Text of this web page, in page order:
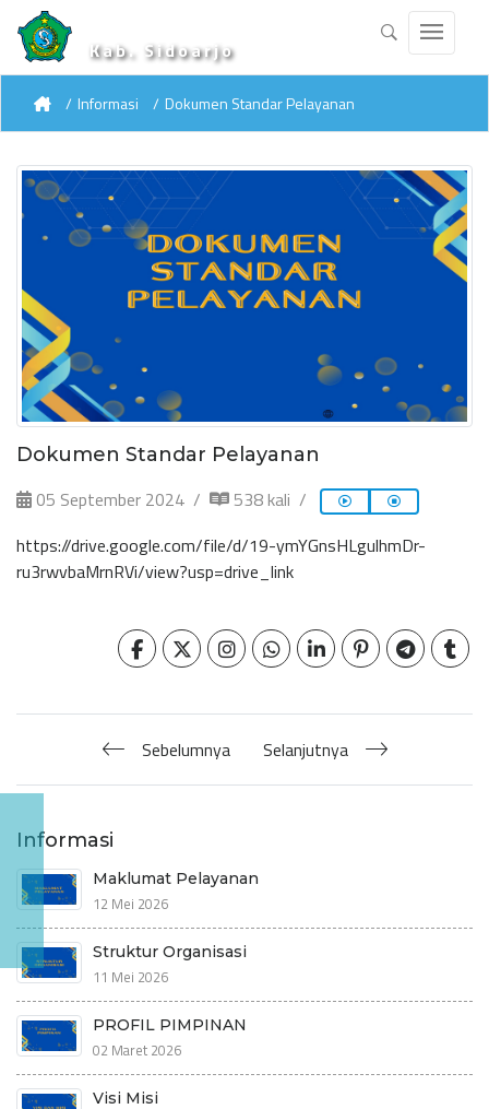
Kab. Sidoarjo
Informasi Dokumen Standar Pelayanan
Dokumen Standar Pelayanan
05 September 2024
538 kali
https://drive.google.com/file/d/19-ymYGnsHLgulhmDr-
ru3rwvbaMrnRVi/view?usp=drive_link
Sebelumnya Selanjutnya
Informasi
Maklumat Pelayanan
12 Mei 2026
Struktur Organisasi
11 Mei 2026
PROFIL PIMPINAN
02 Maret 2026
Visi Misi